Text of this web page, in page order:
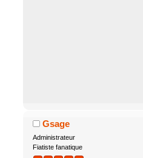
Gsage
Administrateur
Fiatiste fanatique